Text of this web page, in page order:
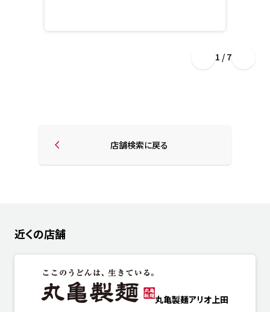
1 / 7
店舗検索に戻る
近くの店舗
丸亀製麺アリオ上田